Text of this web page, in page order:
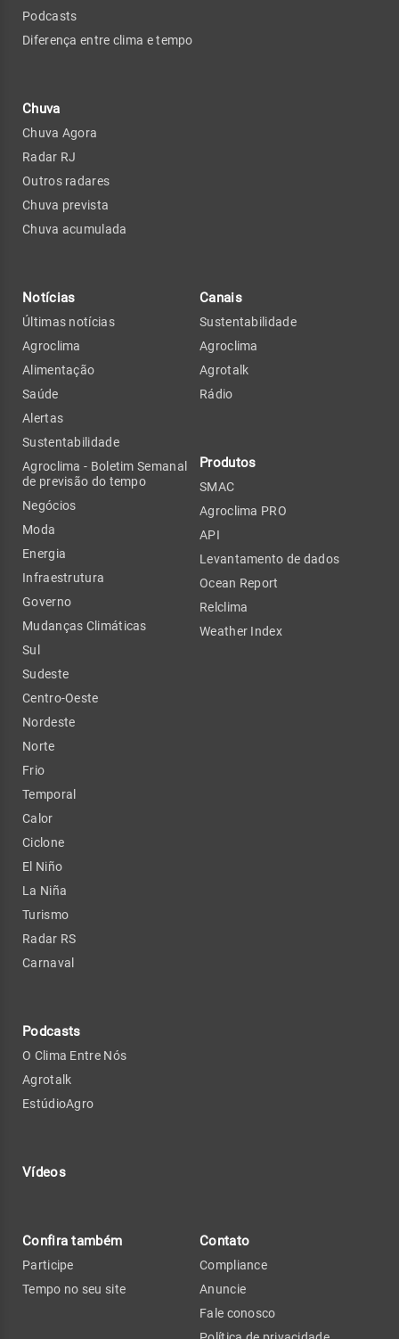
Podcasts
Diferença entre clima e tempo
Chuva
Chuva Agora
Radar RJ
Outros radares
Chuva prevista
Chuva acumulada
Notícias
Últimas notícias
Agroclima
Alimentação
Saúde
Alertas
Sustentabilidade
Agroclima - Boletim Semanal
de previsão do tempo
Negócios
Moda
Energia
Infraestrutura
Governo
Mudanças Climáticas
Sul
Sudeste
Centro-Oeste
Nordeste
Norte
Frio
Temporal
Calor
Ciclone
El Niño
La Niña
Turismo
Radar RS
Carnaval
Podcasts
O Clima Entre Nós
Agrotalk
EstúdioAgro
Vídeos
Canais
Sustentabilidade
Agroclima
Agrotalk
Rádio
Produtos
SMAC
Agroclima PRO
API
Levantamento de dados
Ocean Report
Relclima
Weather Index
Confira também
Participe
Tempo no seu site
Contato
Compliance
Anuncie
Fale conosco